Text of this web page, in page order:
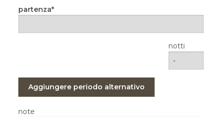
partenza
notti
Aggiungere periodo alternativo
note